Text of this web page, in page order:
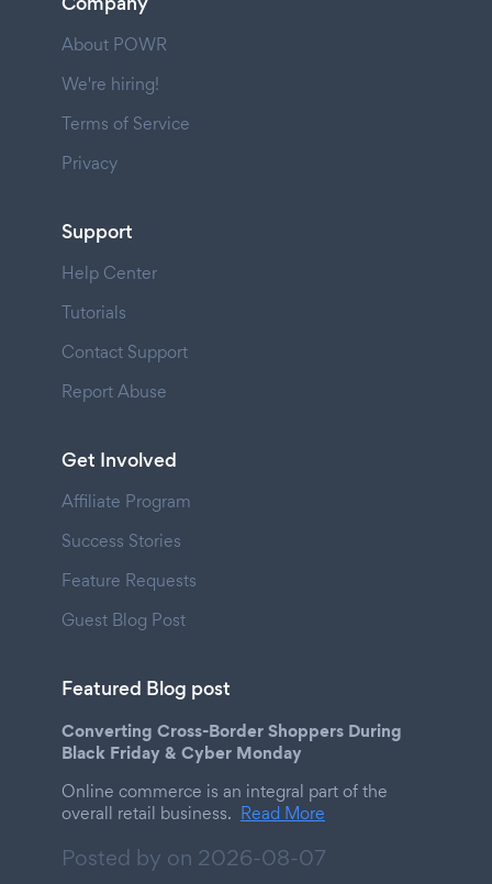
About POWR
We're hiring!
Terms of Service
Privacy
Support
Help Center
Tutorials
Contact Support
Report Abuse
Get Involved
Affiliate Program
Success Stories
Feature Requests
Guest Blog Post
Featured Blog post
Converting Cross-Border Shoppers During
Black Friday & Cyber Monday
Online commerce is an integral part of the
overall retail business. Read More
Posted by on 2026-08-07